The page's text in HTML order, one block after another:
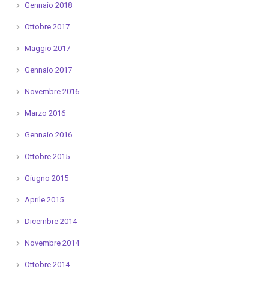
Gennaio 2018
Ottobre 2017
Maggio 2017
Gennaio 2017
Novembre 2016
Marzo 2016
Gennaio 2016
Ottobre 2015
Giugno 2015
Aprile 2015
Dicembre 2014
Novembre 2014
Ottobre 2014